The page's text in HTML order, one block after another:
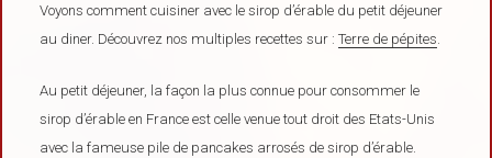
Voyons comment cuisiner avec le sirop d’érable du petit déjeuner
au diner. Découvrez nos multiples recettes sur :Terre de pépites
Au petit déjeuner, la façon la plus connue pour consommer le
sirop d’érable en France est celle venue tout droit des Etats-Unis
avec la fameuse pile de pancakes arrosés de sirop d’érable.